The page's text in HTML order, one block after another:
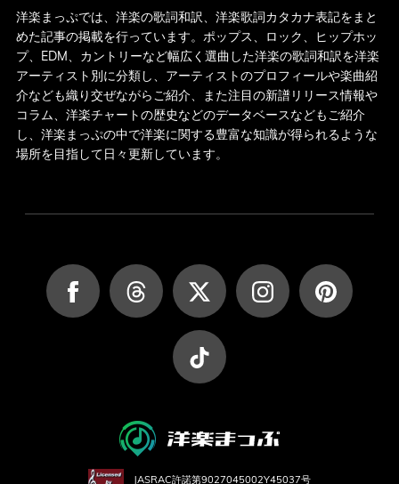
洋楽まっぷでは、洋楽の歌詞和訳、洋楽歌詞カタカナ表記をまと
めた記事の掲載を行っています。ポップス、ロック、ヒップホッ
プ、EDM、カントリーなど幅広く選曲した洋楽の歌詞和訳を洋楽
アーティスト別に分類し、アーティストのプロフィールや楽曲紹
介なども織り交ぜながらご紹介、また注目の新譜リリース情報や
コラム、洋楽チャートの歴史などのデータベースなどもご紹介
し、洋楽まっぷの中で洋楽に関する豊富な知識が得られるような
場所を目指して日々更新しています。
JASRAC許諾第9027045002Y45037号